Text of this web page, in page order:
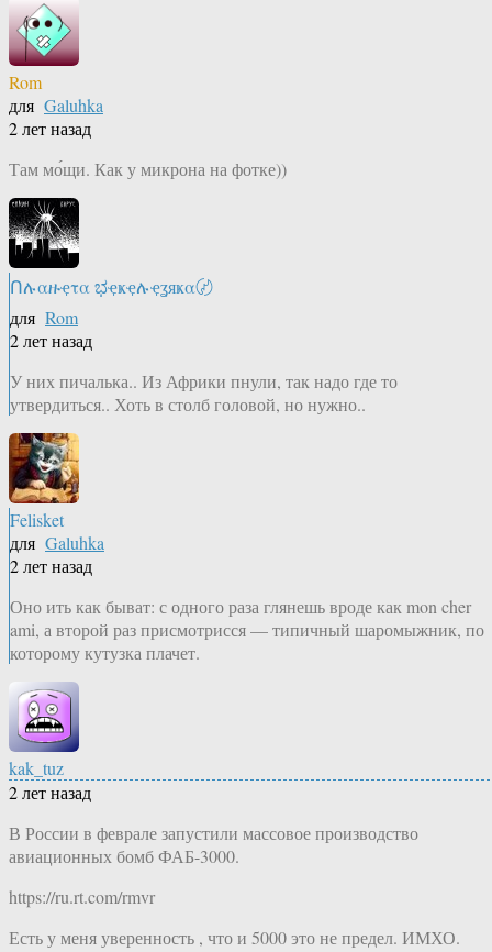
Rom
для Galuhka
2 лет назад
Там мо́щи. Как у микрона на фотке))
Ոሉαዙҿτα ಭҿҝҿሉҿʓяҝα〄
для Rom
2 лет назад
У них пичалька.. Из Африки пнули, так надо где то
утвердиться.. Хоть в столб головой, но нужно..
Felisket
для Galuhka
2 лет назад
Оно ить как быват: с одного раза глянешь вроде как mon cher
ami, а второй раз присмотрисся — типичный шаромыжник, по
которому кутузка плачет.
kak_tuz
2 лет назад
В России в феврале запустили массовое производство
авиационных бомб ФАБ-3000.
https://ru.rt.com/rmvr
Есть у меня уверенность , что и 5000 это не предел. ИМХО.